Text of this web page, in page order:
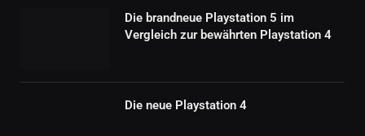
Die brandneue Playstation 5 im
Vergleich zur bewährten Playstation 4
Die neue Playstation 4